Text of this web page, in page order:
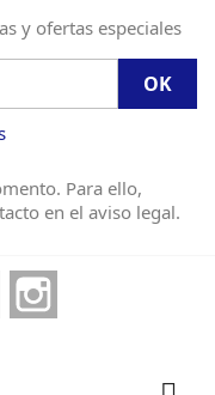
y ofertas especiales
Para ello,
en el aviso legal.
YouTube